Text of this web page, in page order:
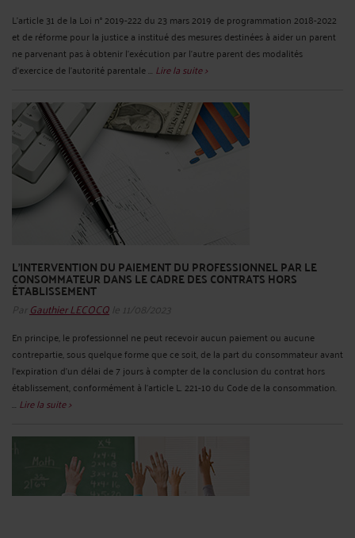
L’article 31 de la Loi n° 2019-222 du 23 mars 2019 de programmation 2018-2022
et de réforme pour la justice a institué des mesures destinées à aider un parent
ne parvenant pas à obtenir l’exécution par l’autre parent des modalités
d’exercice de l’autorité parentale ... Lire la suite >
L’INTERVENTION DU PAIEMENT DU PROFESSIONNEL PAR LE
CONSOMMATEUR DANS LE CADRE DES CONTRATS HORS
ÉTABLISSEMENT
Par Gauthier LECOCQ le 11/08/2023
En principe, le professionnel ne peut recevoir aucun paiement ou aucune
contrepartie, sous quelque forme que ce soit, de la part du consommateur avant
l'expiration d’un délai de 7 jours à compter de la conclusion du contrat hors
établissement, conformément à l’article L. 221-10 du Code de la consommation.
... Lire la suite >